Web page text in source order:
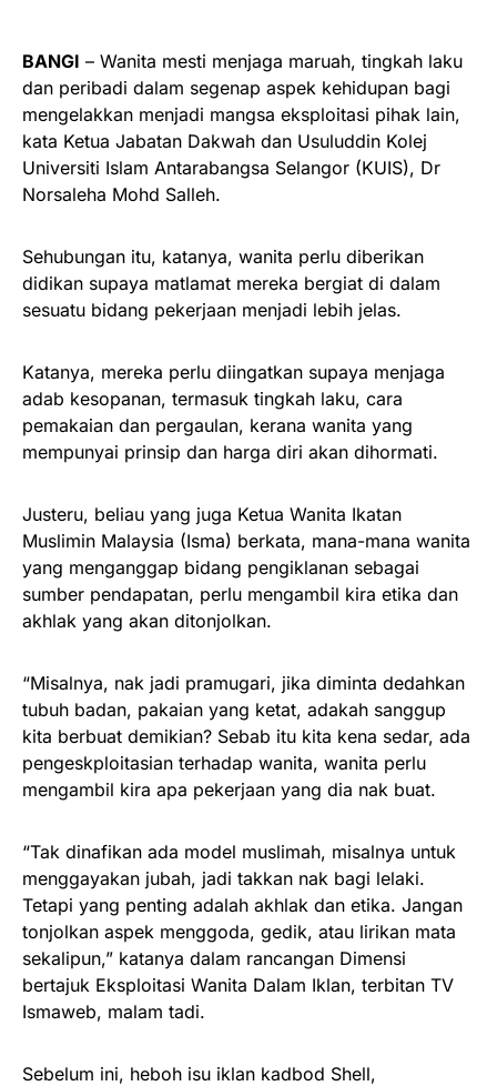
BANGI – Wanita mesti menjaga maruah, tingkah laku
dan peribadi dalam segenap aspek kehidupan bagi
mengelakkan menjadi mangsa eksploitasi pihak lain,
kata Ketua Jabatan Dakwah dan Usuluddin Kolej
Universiti Islam Antarabangsa Selangor (KUIS), Dr
Norsaleha Mohd Salleh.
Sehubungan itu, katanya, wanita perlu diberikan
didikan supaya matlamat mereka bergiat di dalam
sesuatu bidang pekerjaan menjadi lebih jelas.
Katanya, mereka perlu diingatkan supaya menjaga
adab kesopanan, termasuk tingkah laku, cara
pemakaian dan pergaulan, kerana wanita yang
mempunyai prinsip dan harga diri akan dihormati.
Justeru, beliau yang juga Ketua Wanita Ikatan
Muslimin Malaysia (Isma) berkata, mana-mana wanita
yang menganggap bidang pengiklanan sebagai
sumber pendapatan, perlu mengambil kira etika dan
akhlak yang akan ditonjolkan.
“Misalnya, nak jadi pramugari, jika diminta dedahkan
tubuh badan, pakaian yang ketat, adakah sanggup
kita berbuat demikian? Sebab itu kita kena sedar, ada
pengeskploitasian terhadap wanita, wanita perlu
mengambil kira apa pekerjaan yang dia nak buat.
“Tak dinafikan ada model muslimah, misalnya untuk
menggayakan jubah, jadi takkan nak bagi lelaki.
Tetapi yang penting adalah akhlak dan etika. Jangan
tonjolkan aspek menggoda, gedik, atau lirikan mata
sekalipun,” katanya dalam rancangan Dimensi
bertajuk Eksploitasi Wanita Dalam Iklan, terbitan TV
Ismaweb, malam tadi.
Sebelum ini, heboh isu iklan kadbod Shell,